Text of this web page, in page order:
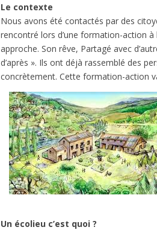
Le contexte
Nous avons été contactés par des
rencontré lors d’une formation-action
approche. Son rêve, Partagé avec
d’après ». Ils ont déjà rassemblé des
concrètement. Cette formation-action
Un écolieu c’est quoi ?